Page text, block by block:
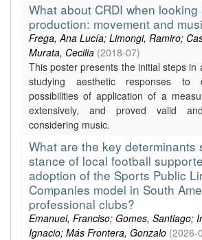
What about CRDI when
production: movement and
Frega, Ana Lucía; Limongi, Ramiro;
Murata, Cecilia (2018-07)
This poster presents the initial steps in
studying aesthetic responses
possibilities of application of a
extensively, and proved valid
considering music.
What are the key determinants
stance of local football
adoption of the Sports Public
Companies model in South
professional clubs?
Emanuel, Franciso; Gomes, Santiago;
Ignacio; Más Frontera, Gonzalo (2026-